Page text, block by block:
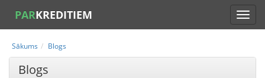
PARKREDITIEM
Sākums Blogs
Blogs